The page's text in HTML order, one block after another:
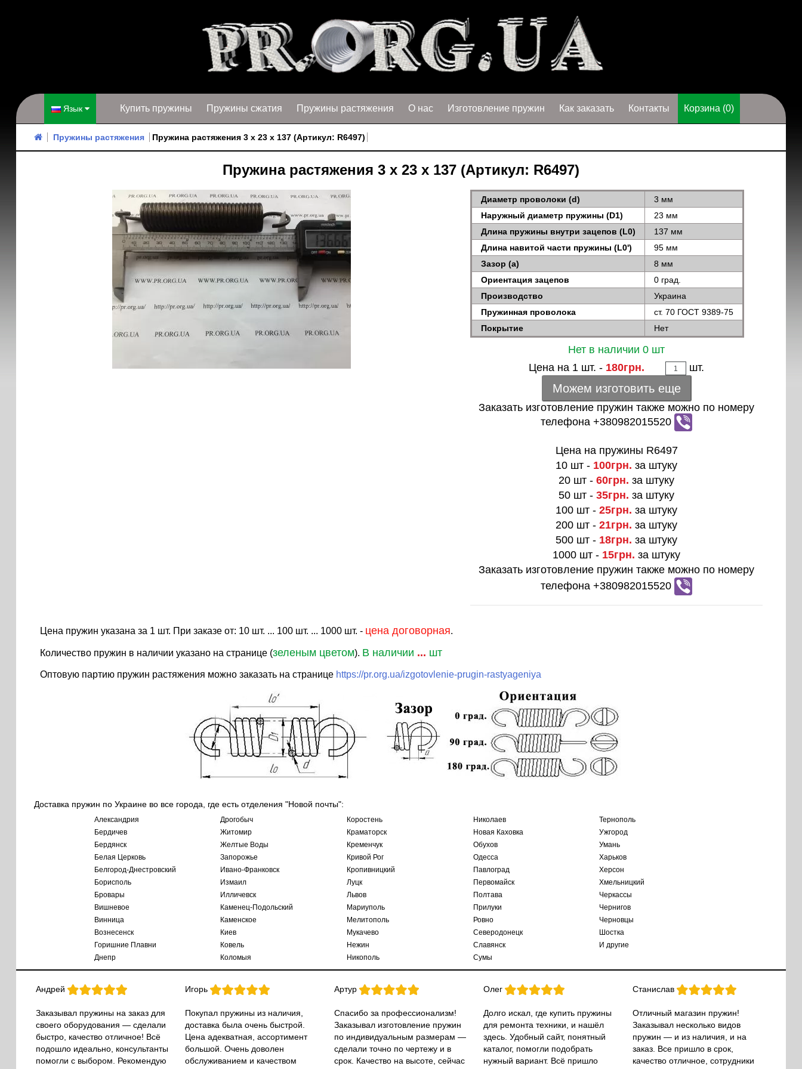
Купить пружины Пружины сжатия Пружины растяжения О нас Изготовление пружин Как заказать Контакты Корзина (0)
Язык
Пружины растяжения Пружина растяжения 3 х 23 х 137 (Артикул: R6497)
Пружина растяжения 3 х 23 х 137 (Артикул: R6497)
Диаметр проволоки (d)
3 мм
Наружный диаметр пружины (D1)
23 мм
Длина пружины внутри зацепов (L0)
137 мм
Длина навитой части пружины (L0')
95 мм
Зазор (a)
8 мм
Ориентация зацепов
0 град.
Производство
Украина
Пружинная проволока
ст. 70 ГОСТ 9389-75
Покрытие
Нет
Нет в наличии 0 шт
Цена на 1 шт. - 180грн. шт.
Можем изготовить еще
Заказать изготовление пружин также можно по номеру
телефона +380982015520
Цена на пружины R6497
10 шт - 100грн. за штуку
20 шт -60грн. за штуку
50 шт -35грн. за штуку
100 шт -25грн. за штуку
200 шт -21грн. за штуку
500 шт - 18грн. за штуку
1000 шт - 15грн. за штуку
Заказать изготовление пружин также можно по номеру
телефона +380982015520
Цена пружин указана за 1 шт. При заказе от: 10 шт. ... 100 шт. ... 1000 шт. - цена договорная.
Количество пружин в наличии указано на странице (зеленым цветом). В наличии ... шт
Оптовую партию пружин растяжения можно заказать на странице https://pr.org.ua/izgotovlenie-prugin-rastyageniya
Доставка пружин по Украине во все города, где есть отделения "Новой почты":
Александрия
Бердичев
Бердянск
Белая Церковь
Белгород-Днестровский
Борисполь
Бровары
Вишневое
Винница
Вознесенск
Горишние Плавни
Днепр
Дрогобыч
Житомир
Желтые Воды
Запорожье
Ивано-Франковск
Измаил
Илличевск
Каменец-Подольский
Каменское
Киев
Ковель
Коломыя
Коростень
Краматорск
Кременчук
Кривой Рог
Кропивницкий
Луцк
Львов
Мариуполь
Мелитополь
Мукачево
Нежин
Никополь
Николаев
Новая Каховка
Обухов
Одесса
Павлоград
Первомайск
Полтава
Прилуки
Ровно
Северодонецк
Славянск
Сумы
Тернополь
Ужгород
Умань
Харьков
Херсон
Хмельницкий
Черкассы
Чернигов
Черновцы
Шостка
И другие
Андрей
Заказывал пружины на заказ для
своего оборудования — сделали
быстро, качество отличное! Всё
подошло идеально, консультанты
помогли с выбором. Рекомендую
Игорь
Покупал пружины из наличия,
доставка была очень быстрой.
Цена адекватная, ассортимент
большой. Очень доволен
обслуживанием и качеством
Артур
Спасибо за профессионализм!
Заказывал изготовление пружин
по индивидуальным размерам —
сделали точно по чертежу и в
срок. Качество на высоте, сейчас
Олег
Долго искал, где купить пружины
для ремонта техники, и нашёл
здесь. Удобный сайт, понятный
каталог, помогли подобрать
нужный вариант. Всё пришло
Станислав
Отличный магазин пружин!
Заказывал несколько видов
пружин — и из наличия, и на
заказ. Все пришло в срок,
качество отличное, сотрудники